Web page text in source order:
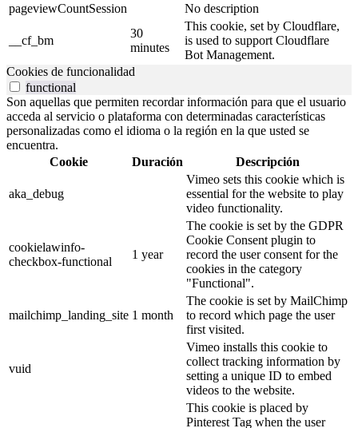
pageviewCountSession
No description
__cf_bm
30
minutes
This cookie, set by Cloudflare,
is used to support Cloudflare
Bot Management.
Cookies de funcionalidad
functional
Son aquellas que permiten recordar información para que el usuario
acceda al servicio o plataforma con determinadas características
personalizadas como el idioma o la región en la que usted se
encuentra.
Cookie
Duración Descripción
aka_debug
Vimeo sets this cookie which is
essential for the website to play
video functionality.
cookielawinfo-
checkbox-functional
1 year
The cookie is set by the GDPR
Cookie Consent plugin to
record the user consent for the
cookies in the category
"Functional".
mailchimp_landing_site 1 month
The cookie is set by MailChimp
to record which page the user
first visited.
vuid
Vimeo installs this cookie to
collect tracking information by
setting a unique ID to embed
videos to the website.
This cookie is placed by
Pinterest Tag when the user